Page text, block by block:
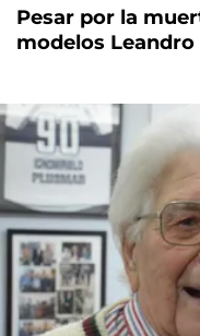
Pesar por la
modelos Leandro